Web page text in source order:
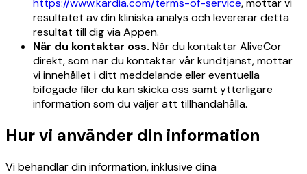
https://www.kardia.com/terms-of-service, mottar vi
resultatet av din kliniska analys och levererar detta
resultat till dig via Appen.
När du kontaktar oss. När du kontaktar AliveCor
direkt, som när du kontaktar vår kundtjänst, mottar
vi innehållet i ditt meddelande eller eventuella
bifogade filer du kan skicka oss samt ytterligare
information som du väljer att tillhandahålla.
Hur vi använder din information
Vi behandlar din information, inklusive dina